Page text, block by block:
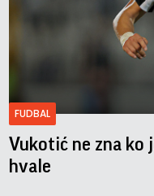
FUDBAL
Vukotić ne zna ko
hvale